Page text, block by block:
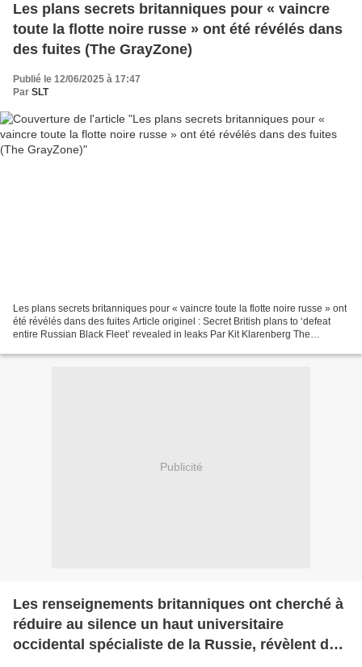
Les plans secrets britanniques pour « vaincre
toute la flotte noire russe » ont été révélés dans
des fuites (The GrayZone)
Publié le 12/06/2025 à 17:47
Par SLT
Les plans secrets britanniques pour « vaincre toute la flotte noire russe » ont
été révélés dans des fuites Article originel : Secret British plans to ‘defeat
entire Russian Black Fleet’ revealed in leaks Par Kit Klarenberg The
Publicité
Les renseignements britanniques ont cherché à
réduire au silence un haut universitaire
occidental spécialiste de la Russie, révèlent des